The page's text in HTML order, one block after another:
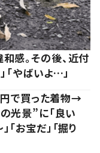
感。その後、近付
「やばいよ…」
で買った着物→
光景”に「良い
お宝だ」「掘り